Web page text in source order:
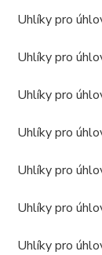
Uhlíky pro
Uhlíky pro
Uhlíky pro
Uhlíky pro
Uhlíky pro
Uhlíky pro
Uhlíky pro